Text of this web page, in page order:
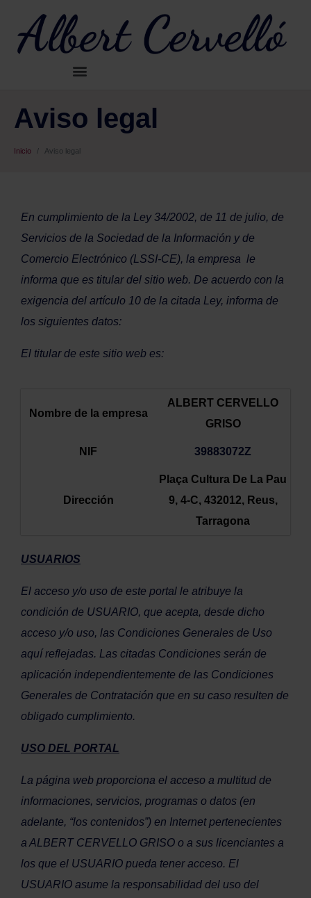
Aviso legal
Inicio Aviso legal
En cumplimiento de la Ley 34/2002, de 11 de julio, de
Servicios de la Sociedad de la Información y de
Comercio Electrónico (LSSI-CE), la empresa le
informa que es titular del sitio web. De acuerdo con la
exigencia del artículo 10 de la citada Ley, informa de
los siguientes datos:
El titular de este sitio web es:
Nombre de la empresa
ALBERT CERVELLO
GRISO
Dirección
Plaça Cultura De La Pau
9, 4-C, 432012, Reus,
Tarragona
NIF 39883072Z
USUARIOS
El acceso y/o uso de este portal le atribuye la
condición de USUARIO, que acepta, desde dicho
acceso y/o uso, las Condiciones Generales de Uso
aquí reflejadas. Las citadas Condiciones serán de
aplicación independientemente de las Condiciones
Generales de Contratación que en su caso resulten de
obligado cumplimiento.
USO DEL PORTAL
La página web proporciona el acceso a multitud de
informaciones, servicios, programas o datos (en
adelante, “los contenidos”) en Internet pertenecientes
a ALBERT CERVELLO GRISO o a sus licenciantes a
los que el USUARIO pueda tener acceso. El
USUARIO asume la responsabilidad del uso del